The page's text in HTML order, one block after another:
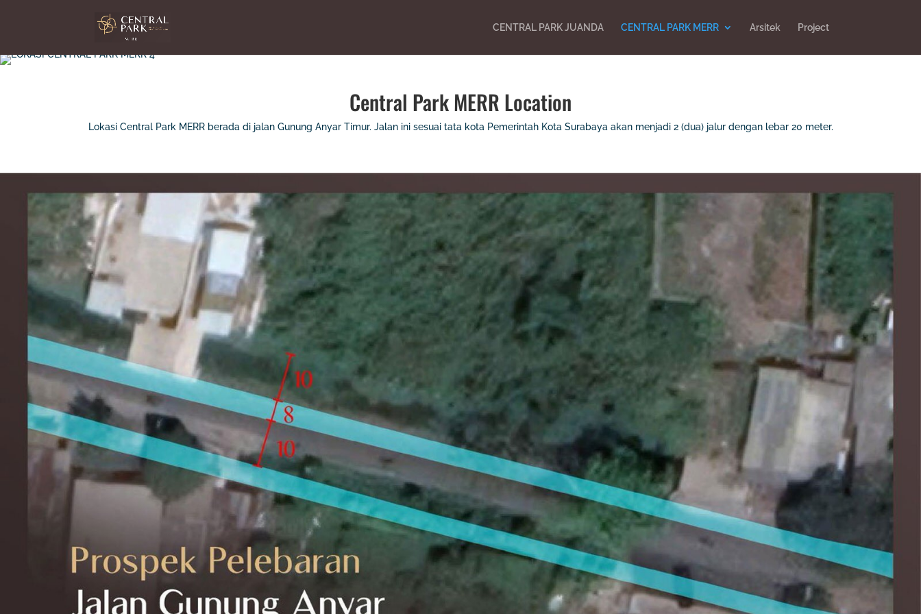
CENTRAL PARK JUANDA CENTRAL PARK MERR Arsitek Project
Central Park MERR Location
Lokasi Central Park MERR berada di jalan Gunung Anyar Timur. Jalan ini sesuai tata kota Pemerintah Kota Surabaya akan menjadi 2 (dua) jalur dengan lebar 20 meter.